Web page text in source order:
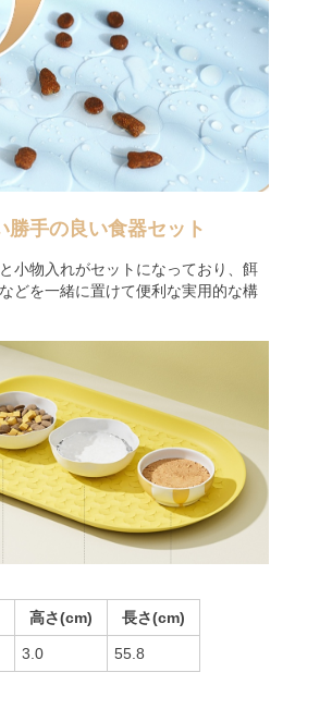
勝手の良い食器セット
小物入れがセットになっており、餌
どを一緒に置けて便利な実用的な構
高さ(cm) 長さ(cm)
3.0 55.8